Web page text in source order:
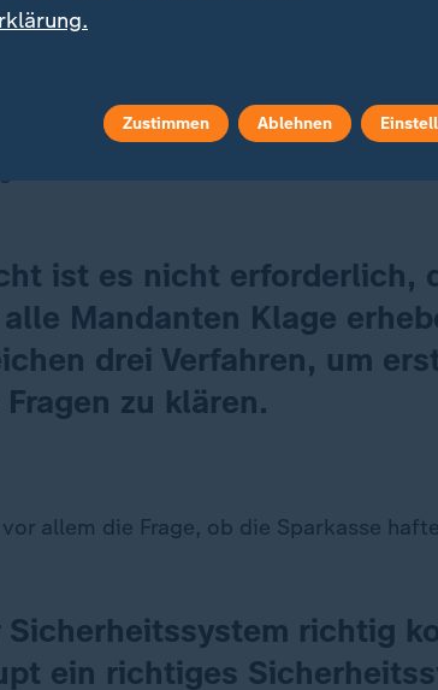
eines mittelständischen
Rolex-Uhr im Wert von rund 120.000
hatte Gold im Wert von etwa 50.000
ist es nicht erforderlich,
Mandanten Klage
drei Verfahren, um
zu klären.
allem die Frage, ob die Sparkasse
Sicherheitssystem richtig
ein richtiges
Zustimmen Ablehnen